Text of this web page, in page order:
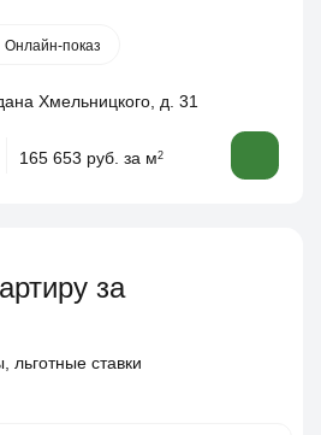
Онлайн-показ
Хмельницкого, д. 31
165 653 руб. за м2
за
льготные ставки